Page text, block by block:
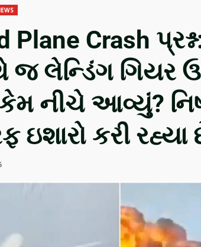
Plane Crash
જ લેન્ડિંગ ગિયર
નીચે આવ્યું?
ઇશારો કરી રહ્યા